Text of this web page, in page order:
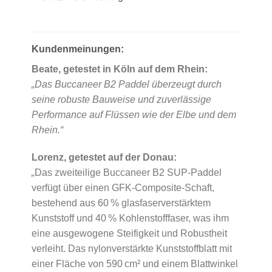
Kundenmeinungen:
Beate, getestet in Köln auf dem Rhein:
„Das Buccaneer B2 Paddel überzeugt durch
seine robuste Bauweise und zuverlässige
Performance auf Flüssen wie der Elbe und dem
Rhein.“
Lorenz, getestet auf der Donau:
„Das zweiteilige Buccaneer B2 SUP-Paddel
verfügt über einen GFK-Composite-Schaft,
bestehend aus 60 % glasfaserverstärktem
Kunststoff und 40 % Kohlenstofffaser, was ihm
eine ausgewogene Steifigkeit und Robustheit
verleiht. Das nylonverstärkte Kunststoffblatt mit
einer Fläche von 590 cm² und einem Blattwinkel